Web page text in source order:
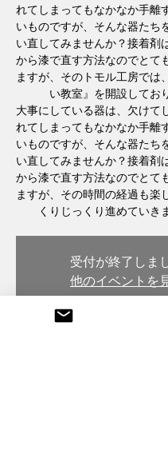
れてしまってもなかなか手離
いものですが、そんな器たち
い直してみませんか？接着剤
から漆で直す方法なのでとて
ますが、そのトモル工房では
い教室』を開設してお
大事にしている器は、欠けて
れてしまってもなかなか手離
いものですが、そんな器たち
い直してみませんか？接着剤
から漆で直す方法なのでとて
ますが、その時間の経過も楽
くりじっくり進めていき
受付が終了しま
他のイベントを